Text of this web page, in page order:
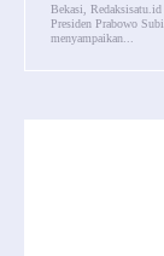
Bekasi,
Presiden Prabowo
menyampaikan...